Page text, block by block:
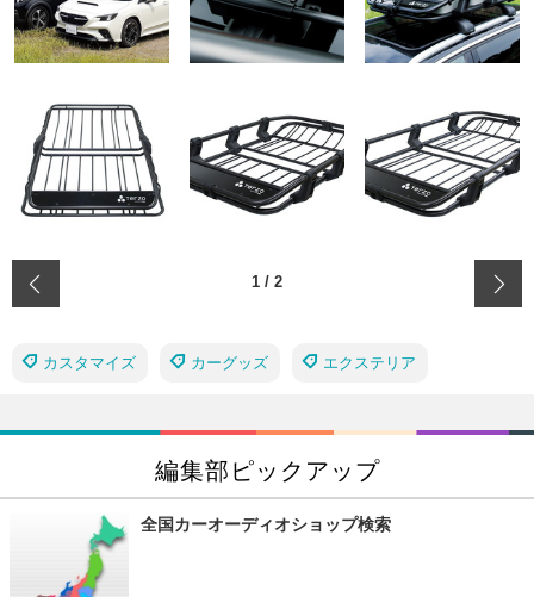
1 / 2
カスタマイズ カーグッズ エクステリア
編集部ピックアップ
全国カーオーディオショップ検索